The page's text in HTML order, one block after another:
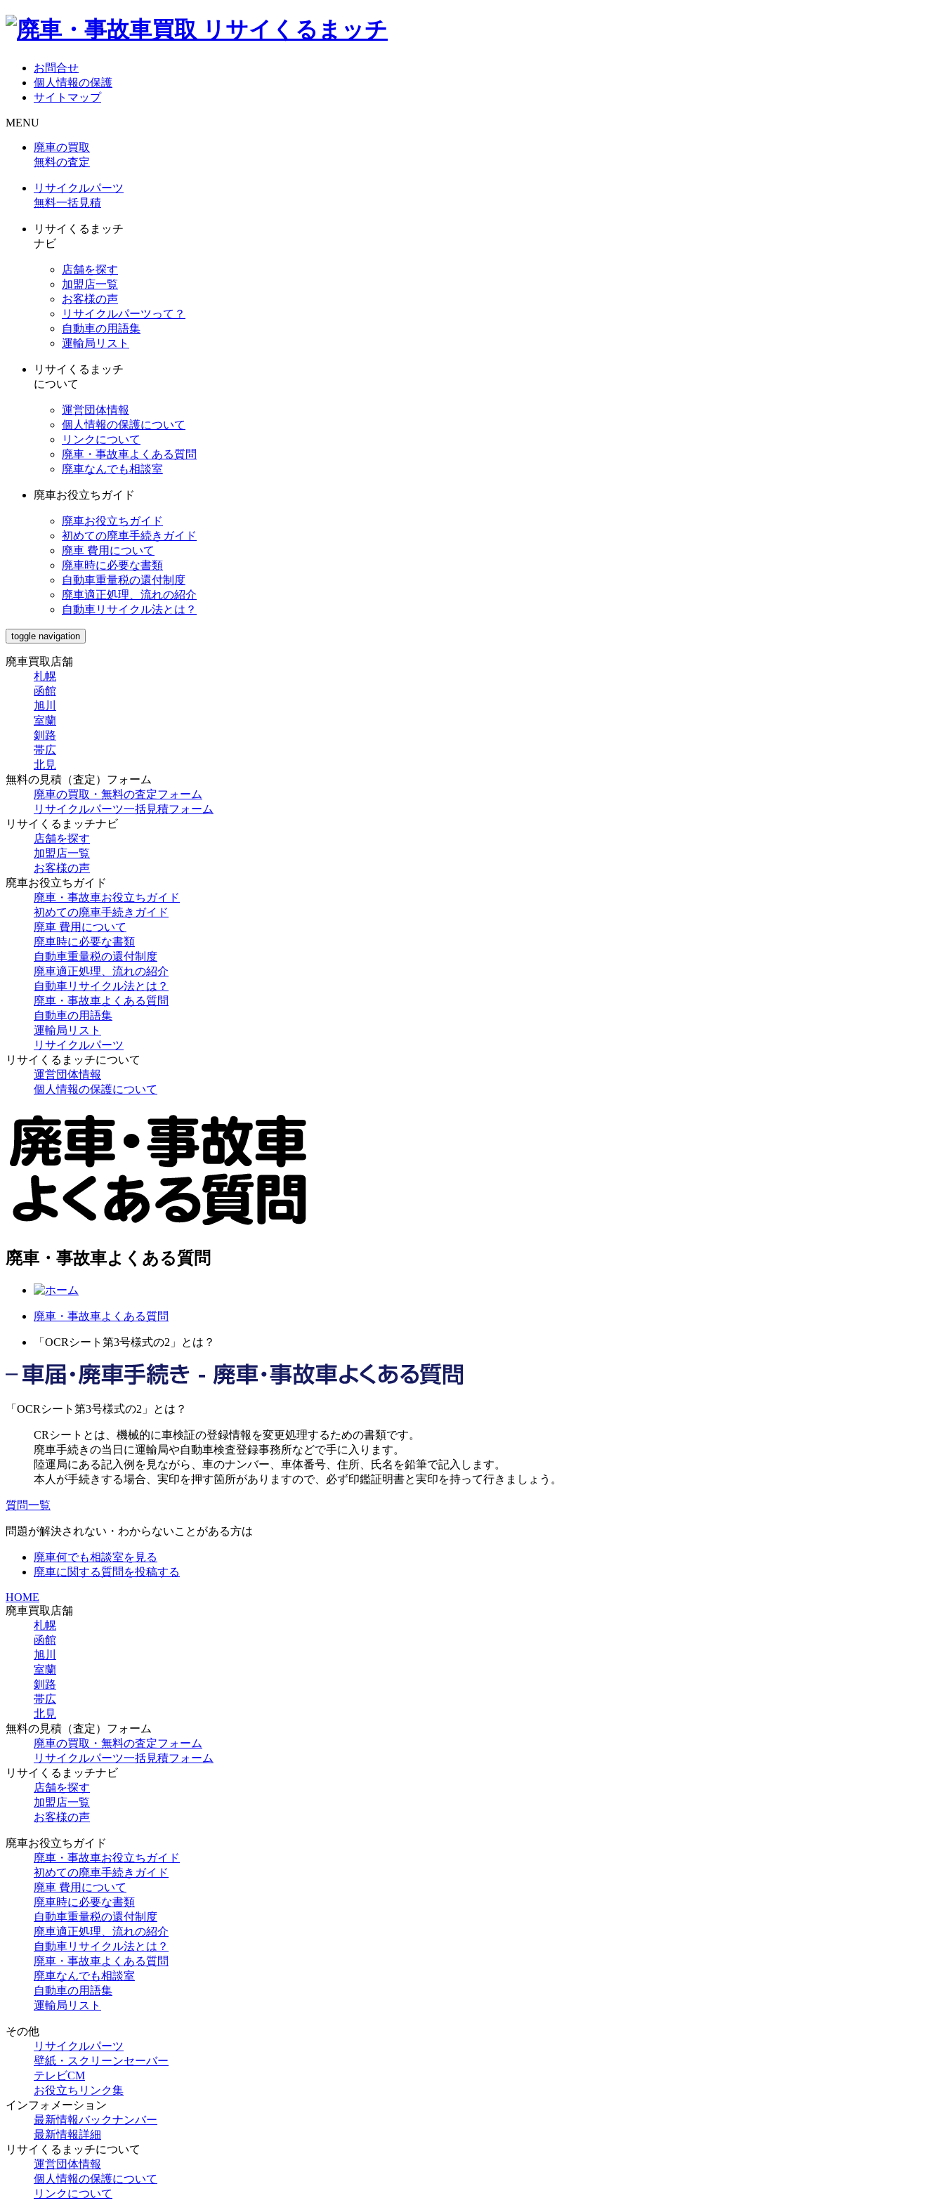
お問合せ
個人情報の保護
サイトマップ
MENU
廃車の買取
無料の査定
リサイクルパーツ
無料一括見積
リサイくるまッチ
ナビ
店舗を探す
加盟店一覧
お客様の声
リサイクルパーツって？
自動車の用語集
運輸局リスト
リサイくるまッチ
について
運営団体情報
個人情報の保護について
リンクについて
廃車・事故車よくある質問
廃車なんでも相談室
廃車お役立ちガイド
廃車お役立ちガイド
初めての廃車手続きガイド
廃車 費用について
廃車時に必要な書類
自動車重量税の還付制度
廃車適正処理、流れの紹介
自動車リサイクル法とは？
toggle navigation
廃車買取店舗
札幌
函館
旭川
室蘭
釧路
帯広
北見
無料の見積（査定）フォーム
廃車の買取・無料の査定フォーム
リサイクルパーツ一括見積フォーム
リサイくるまッチナビ
店舗を探す
加盟店一覧
お客様の声
廃車お役立ちガイド
廃車・事故車お役立ちガイド
初めての廃車手続きガイド
廃車 費用について
廃車時に必要な書類
自動車重量税の還付制度
廃車適正処理、流れの紹介
自動車リサイクル法とは？
廃車・事故車よくある質問
自動車の用語集
運輸局リスト
リサイクルパーツ
リサイくるまッチについて
運営団体情報
個人情報の保護について
廃車・事故車よくある質問
廃車・事故車よくある質問
「OCRシート第3号様式の2」とは？
「OCRシート第3号様式の2」とは？
CRシートとは、機械的に車検証の登録情報を変更処理するための書類です。
廃車手続きの当日に運輸局や自動車検査登録事務所などで手に入ります。
陸運局にある記入例を見ながら、車のナンバー、車体番号、住所、氏名を鉛筆で記入します。
本人が手続きする場合、実印を押す箇所がありますので、必ず印鑑証明書と実印を持って行きましょう。
質問一覧
問題が解決されない・わからないことがある方は
廃車何でも相談室を見る
廃車に関する質問を投稿する
HOME
廃車買取店舗
札幌
函館
旭川
室蘭
釧路
帯広
北見
無料の見積（査定）フォーム
廃車の買取・無料の査定フォーム
リサイクルパーツ一括見積フォーム
リサイくるまッチナビ
店舗を探す
加盟店一覧
お客様の声
廃車お役立ちガイド
廃車・事故車お役立ちガイド
初めての廃車手続きガイド
廃車 費用について
廃車時に必要な書類
自動車重量税の還付制度
廃車適正処理、流れの紹介
自動車リサイクル法とは？
廃車・事故車よくある質問
廃車なんでも相談室
自動車の用語集
運輸局リスト
その他
リサイクルパーツ
壁紙・スクリーンセーバー
テレビCM
お役立ちリンク集
インフォメーション
最新情報バックナンバー
最新情報詳細
リサイくるまッチについて
運営団体情報
個人情報の保護について
リンクについて